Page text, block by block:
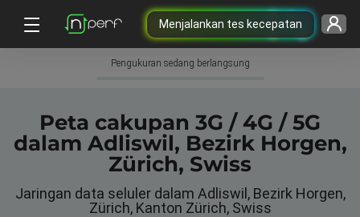
Menjalankan tes kecepatan
Pengukuran sedang berlangsung
Peta cakupan 3G / 4G / 5G
dalam Adliswil, Bezirk Horgen,
Zürich, Swiss
Jaringan data seluler dalam Adliswil, Bezirk Horgen,
Zürich, Kanton Zürich, Swiss